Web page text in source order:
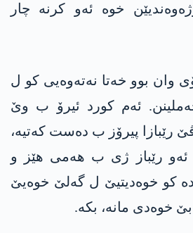
خوە ئەو کرنە چار
وان بوو خەتا نەتەوەیی کو ل
ئەم کورد ئیرۆ ب وێ
رێبازا پیرۆز ب دەست کەتیە،
ئەو رێباز ژی ب ھەمی ھێز و
کو خوەدیتیێ ل گەلێ خوەیێ
خوەدی مانە، بکە.